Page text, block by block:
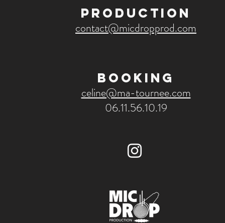
​PRODUCTION
contact@micdropprod.com
​BOOKING
celine@ma-tournee.com
06.11.56.10.19